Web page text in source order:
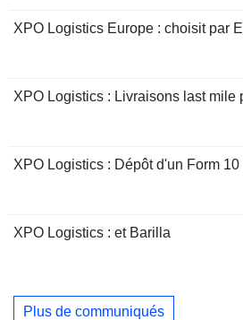
XPO Logistics Europe : choisit par
XPO Logistics : Livraisons last mile
XPO Logistics : Dépôt d'un Form
XPO Logistics : et Barilla
Plus de communiqués